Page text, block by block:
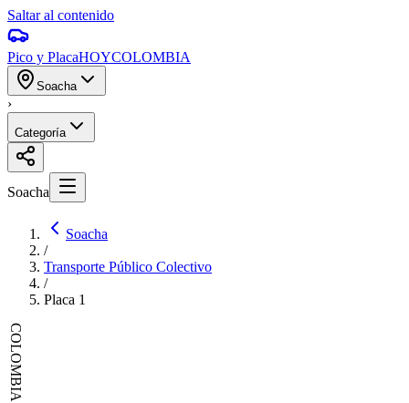
Saltar al contenido
Pico y PlacaHOYCOLOMBIA
Soacha
›
Categoría
Soacha
Soacha
/
Transporte Público Colectivo
/
Placa 1
COLOMBIA